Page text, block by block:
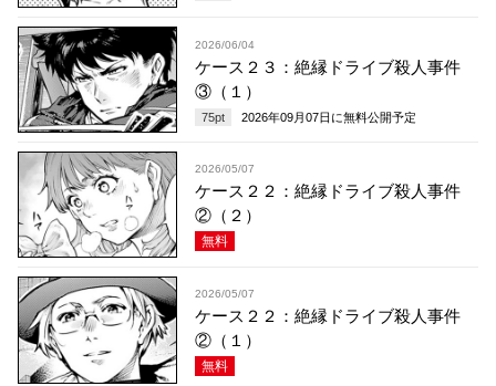
2026/06/04
ケース２３：絶縁ドライブ殺人事件
③（１）
75pt 2026年09月07日 に無料公開予定
2026/05/07
ケース２２：絶縁ドライブ殺人事件
②（２）
無料
2026/05/07
ケース２２：絶縁ドライブ殺人事件
②（１）
無料